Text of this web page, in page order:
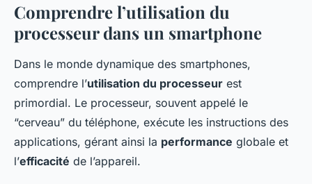
Comprendre l’utilisation du
processeur dans un smartphone
Dans le monde dynamique des smartphones,
comprendre l’utilisation du processeur est
primordial. Le processeur, souvent appelé le
“cerveau” du téléphone, exécute les instructions des
applications, gérant ainsi la performance globale et
l’efficacité de l’appareil.